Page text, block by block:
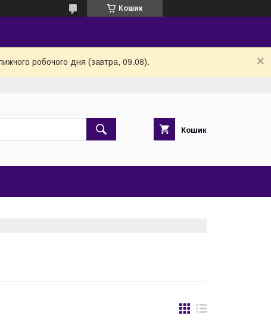
Кошик
робочого дня (завтра, 09.08).
Кошик